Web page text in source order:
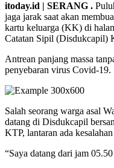
itoday.id | SERANG .
jaga jarak saat akan
kartu keluarga (KK) di
Catatan Sipil (Disdukcapil)
Antrean panjang massa
penyebaran virus Covid-19.
Salah seorang warga asal
datang di Disdukcapil
KTP, lantaran ada
“Saya datang dari jam